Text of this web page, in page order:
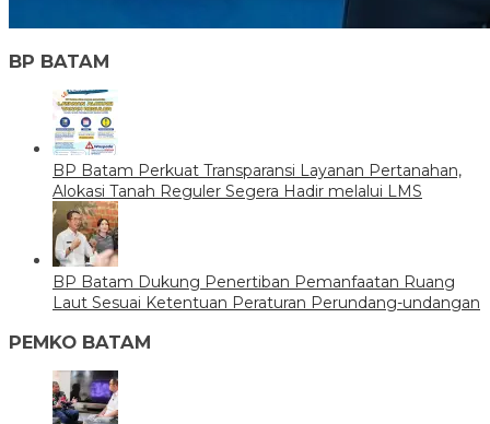
BP BATAM
BP Batam Perkuat Transparansi Layanan Pertanahan,
Alokasi Tanah Reguler Segera Hadir melalui LMS
BP Batam Dukung Penertiban Pemanfaatan Ruang
Laut Sesuai Ketentuan Peraturan Perundang-undangan
PEMKO BATAM